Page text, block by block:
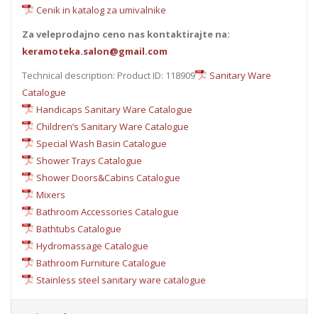
Cenik in katalog za umivalnike
Za veleprodajno ceno nas kontaktirajte na:
keramoteka.salon@gmail.com
Technical description: Product ID: 118909
Sanitary Ware
Catalogue
Handicaps Sanitary Ware Catalogue
Children’s Sanitary Ware Catalogue
Special Wash Basin Catalogue
Shower Trays Catalogue
Shower Doors&Cabins Catalogue
Mixers
Bathroom Accessories Catalogue
Bathtubs Catalogue
Hydromassage Catalogue
Bathroom Furniture Catalogue
Stainless steel sanitary ware catalogue